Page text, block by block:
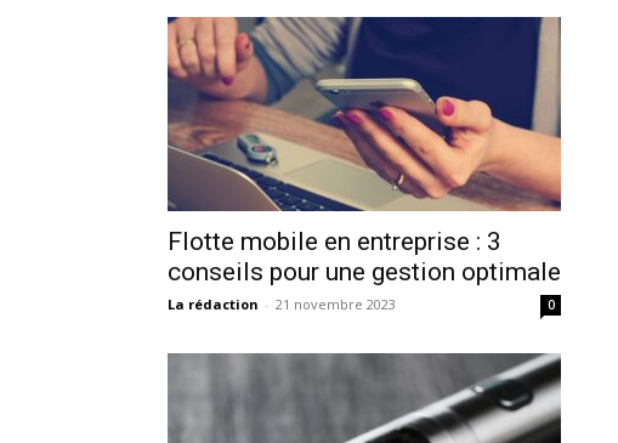
Flotte mobile en entreprise : 3
conseils pour une gestion optimale
La rédaction - 21 novembre 2023 0